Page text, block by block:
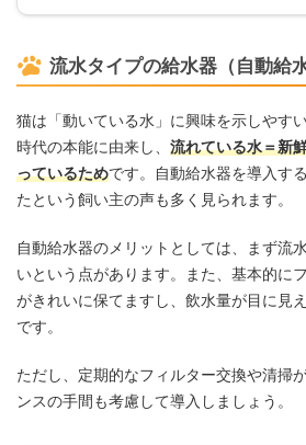
流水タイプの給水器（自動給
猫は「動いている水」に興味を示しやす
時代の本能に由来し、 流れている水＝新
っているためです。自動給水器を導入す
たという飼い主の声も多く見られます。
自動給水器のメリットとしては、まず流
いという点があります。また、基本的に
がきれいに保てますし、飲水量が目に見
です。
ただし、定期的なフィルター交換や清掃
ンスの手間も考慮して導入しましょう。